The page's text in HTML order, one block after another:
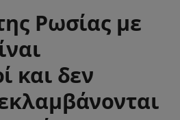
Ρωσίας με
και δεν